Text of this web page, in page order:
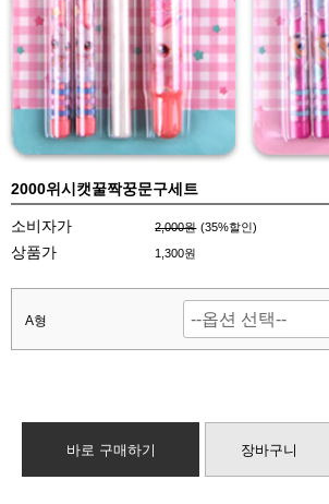
2000위시캣꿀짝꿍문구세트
소비자가 2,000원 (35%할인)
상품가 1,300원
A형
바로 구매하기 장바구니